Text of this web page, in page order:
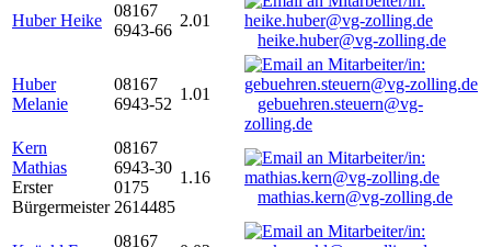
Huber Heike
08167
6943-66
2.01
heike.huber@vg-zolling.de
Huber
Melanie
08167
6943-52
1.01
gebuehren.steuern@vg-
zolling.de
Kern
Mathias
Erster
Bürgermeister
08167
6943-30
0175
2614485
1.16
mathias.kern@vg-zolling.de
08167